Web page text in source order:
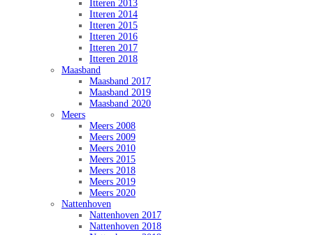
Itteren 2013
Itteren 2014
Itteren 2015
Itteren 2016
Itteren 2017
Itteren 2018
Maasband
Maasband 2017
Maasband 2019
Maasband 2020
Meers
Meers 2008
Meers 2009
Meers 2010
Meers 2015
Meers 2018
Meers 2019
Meers 2020
Nattenhoven
Nattenhoven 2017
Nattenhoven 2018